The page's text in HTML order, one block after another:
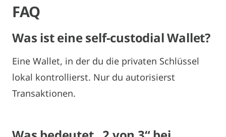
FAQ
Was ist eine self-custodial Wallet?
Eine Wallet, in der du die privaten Schlüssel
lokal kontrollierst. Nur du autorisierst
Transaktionen.